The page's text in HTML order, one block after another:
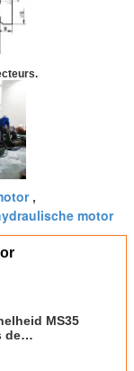
,
motor
MS35
de